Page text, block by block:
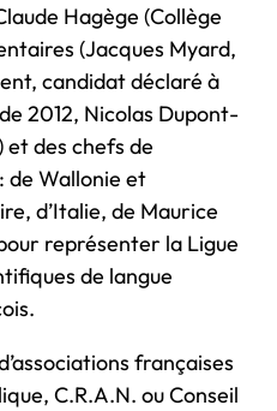
Hagège (Collège
(Jacques Myard,
candidat déclaré à
2012, Nicolas Dupont-
des chefs de
de Wallonie et
d’Italie, de Maurice
représenter la Ligue
de langue
françaises
C.R.A.N. ou Conseil